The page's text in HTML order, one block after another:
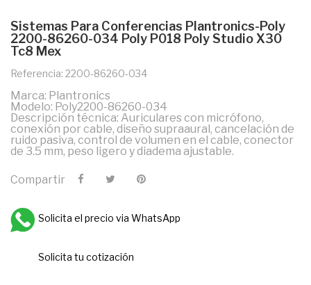
Sistemas Para Conferencias Plantronics-Poly
2200-86260-034 Poly P018 Poly Studio X30
Tc8 Mex
Referencia: 2200-86260-034
Marca: Plantronics
Modelo: Poly2200-86260-034
Descripción técnica: Auriculares con micrófono,
conexión por cable, diseño supraaural, cancelación de
ruido pasiva, control de volumen en el cable, conector
de 3.5 mm, peso ligero y diadema ajustable.
Compartir
Solicita el precio via WhatsApp
Solicita tu cotización